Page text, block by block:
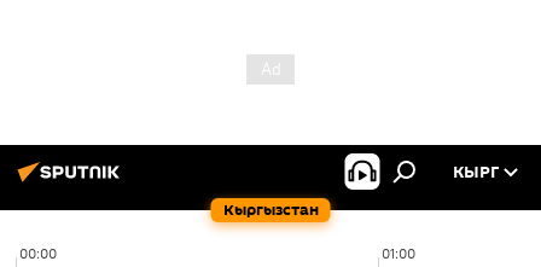
Кыргызстан
КЫРГ
00:00 01:00